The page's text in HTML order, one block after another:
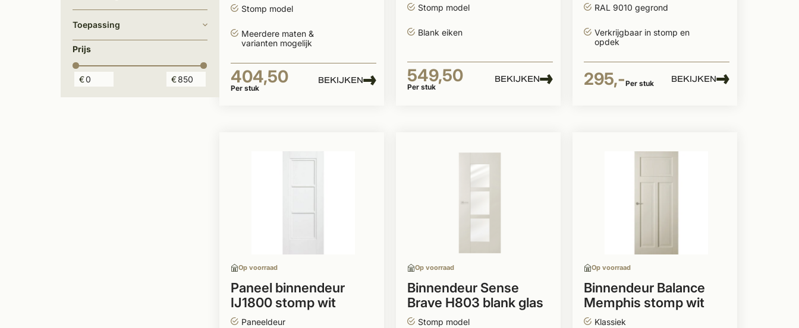
Toepassing
Prijs
€ €
Stomp model
Meerdere maten &
varianten mogelijk
404,50
Per stuk
BEKIJKEN
Stomp model
Blank eiken
549,50
Per stuk
BEKIJKEN
RAL 9010 gegrond
Verkrijgbaar in stomp en
opdek
295,-Per stuk BEKIJKEN
Op voorraad
Paneel binnendeur
IJ1800 stomp wit
gegrond
Paneeldeur
Op voorraad
Binnendeur Sense
Brave H803 blank glas
witStomp model
Op voorraad
Binnendeur Balance
Memphis stomp wit
gegrond
Klassiek